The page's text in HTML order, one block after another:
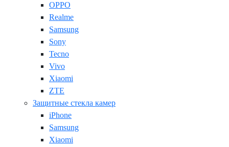
OPPO
Realme
Samsung
Sony
Tecno
Vivo
Xiaomi
ZTE
Защитные стекла камер
iPhone
Samsung
Xiaomi